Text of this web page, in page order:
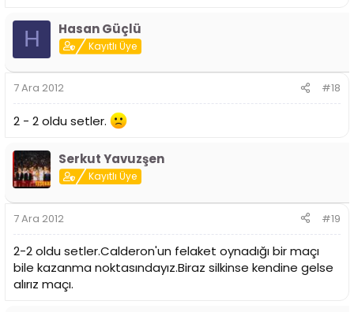
H Hasan Güçlü
Kayıtlı Üye
7 Ara 2012 #18
2 - 2 oldu setler.
Serkut Yavuzşen
Kayıtlı Üye
7 Ara 2012 #19
2-2 oldu setler.Calderon'un felaket oynadığı bir maçı
bile kazanma noktasındayız.Biraz silkinse kendine gelse
alırız maçı.